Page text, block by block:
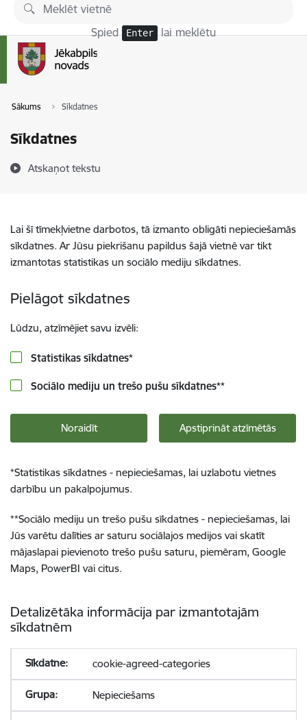
Pāriet uz lapas saturu
Spied Enter lai meklētu
Sākums Sīkdatnes
Sīkdatnes
Atskaņot tekstu
Lai šī tīmekļvietne darbotos, tā izmanto obligāti nepieciešamās
sīkdatnes. Ar Jūsu piekrišanu papildus šajā vietnē var tikt
izmantotas statistikas un sociālo mediju sīkdatnes.
Pielāgot sīkdatnes
Lūdzu, atzīmējiet savu izvēli:
Statistikas sīkdatnes*
Sociālo mediju un trešo pušu sīkdatnes**
Noraidīt Apstiprināt atzīmētās
*Statistikas sīkdatnes - nepieciešamas, lai uzlabotu vietnes
darbību un pakalpojumus.
**Sociālo mediju un trešo pušu sīkdatnes - nepieciešamas, lai
Jūs varētu dalīties ar saturu sociālajos medijos vai skatīt
mājaslapai pievienoto trešo pušu saturu, piemēram, Google
Maps, PowerBI vai citus.
Detalizētāka informācija par izmantotajām
sīkdatnēm
cookie-agreed-categories
Nepieciešams